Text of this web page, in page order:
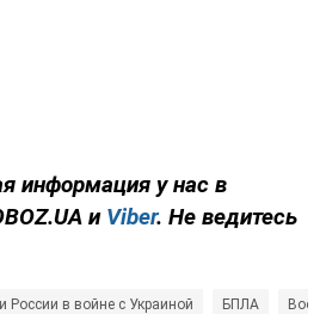
информация у нас в
и Viber. Не ведитесь
России в войне с Украиной БПЛА